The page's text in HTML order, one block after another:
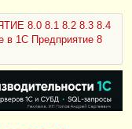
8.0 8.1 8.2 8.3 8.4
в 1С Предприятие 8